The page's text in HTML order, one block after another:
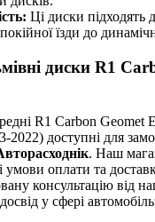
Ці диски підходять
їзди до
диски R1
R1 Carbon Geomet
2022) доступні для
. Наш
умови оплати та
консультацію від
у сфері